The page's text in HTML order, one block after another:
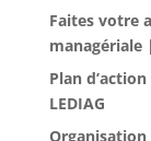
Faites votre
managériale
Plan
LEDIAG